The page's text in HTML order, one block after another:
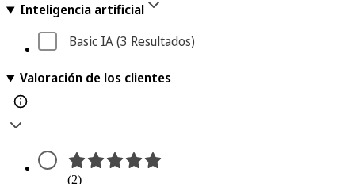
Inteligencia artificial
Basic IA (3 Resultados)
Valoración de los clientes
(2)